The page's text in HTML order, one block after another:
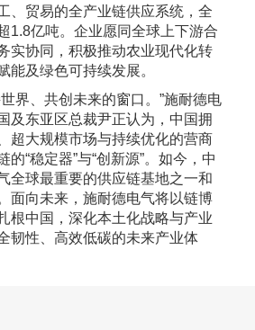
、贸易的全产业链供应系统，全
1.8亿吨。企业愿同全球上下游合
实协同，积极推动农业现代化转
能及绿色可持续发展。
、共创未来的窗口。”施耐德电
及东亚区总裁尹正认为，中国拥
超大规模市场与持续优化的营商
“稳定器”与“创新源”。如今，中
全球最重要的供应链基地之一和
面向未来，施耐德电气将以链博
根中国，深化本土化战略与产业
韧性、高效低碳的未来产业体